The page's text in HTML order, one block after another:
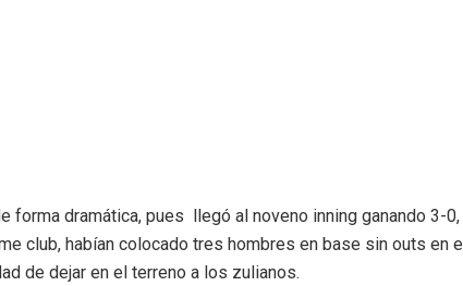
forma dramática, pues llegó al noveno inning ganando 3-0,
club, habían colocado tres hombres en base sin outs en el
de dejar en el terreno a los zulianos.